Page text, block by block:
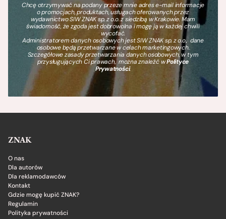
Chcę otrzymywać na podany przeze mnie adres e-mail informacje
o promocjach, produktach, usługach oferowanych przez
wydawnictwo SIW ZNAK sp. z o.o. z siedzibą w Krakowie. Mam
świadomość, że zgoda jest dobrowolna i mogę ją w każdej chwili
wycofać.
Administratorem danych osobowych jest SIW ZNAK sp. z o.o., dane
osobowe będą przetwarzane w celach marketingowych.
Szczegółowe zasady przetwarzania danych osobowych, w tym
przysługujących Ci prawach, można znaleźć wPolityce
Prywatności.
ZNAK
O nas
Dla autorów
Dla reklamodawców
Kontakt
Gdzie mogę kupić ZNAK?
Regulamin
Polityka prywatności